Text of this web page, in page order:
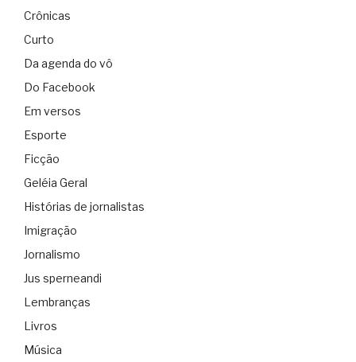
Crônicas
Curto
Da agenda do vô
Do Facebook
Em versos
Esporte
Ficção
Geléia Geral
Histórias de jornalistas
Imigração
Jornalismo
Jus sperneandi
Lembranças
Livros
Música